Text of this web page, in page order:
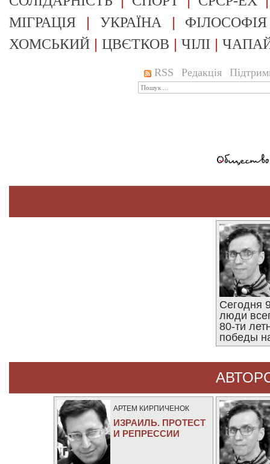
МІГРАЦІЯ | УКРАЇНА | ФІЛОСОФІЯ
ХОМСЬКИЙ | ЦВЄТКОВ | ЧІЛІ |
RSS Редакція
Сегодня
люди
80-ти
победы
АРТЕМ КИРПИЧЕНОК
ИЗРАИЛЬ. ПРОТЕСТ
И РЕПРЕССИИ